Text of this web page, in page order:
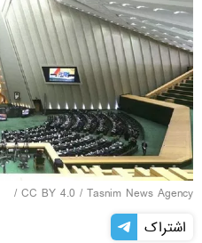
CC BY 4.0 / Tasnim News Agency
/
اشتراک